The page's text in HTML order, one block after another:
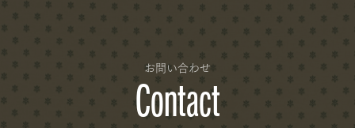
お問い合わせ
Contact